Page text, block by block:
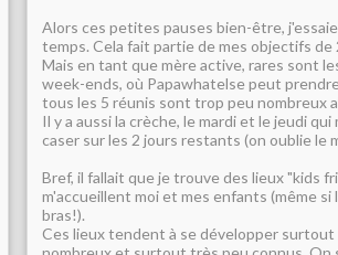
Alors ces petites pauses bien-être,
temps. Cela fait partie de mes objectifs de
Mais en tant que mère active, rares sont
week-ends, où Papawhatelse peut
tous les 5 réunis sont trop peu nombreux
Il y a aussi la crèche, le mardi et le jeudi
caser sur les 2 jours restants (on oublie
Bref, il fallait que je trouve des lieux "kids
m'accueillent moi et mes enfants (même
bras!).
Ces lieux tendent à se développer